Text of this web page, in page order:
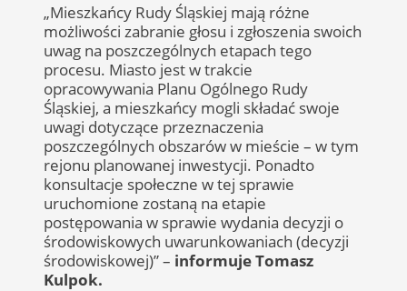
„Mieszkańcy Rudy Śląskiej mają różne
możliwości zabranie głosu i zgłoszenia swoich
uwag na poszczególnych etapach tego
procesu. Miasto jest w trakcie
opracowywania Planu Ogólnego Rudy
Śląskiej, a mieszkańcy mogli składać swoje
uwagi dotyczące przeznaczenia
poszczególnych obszarów w mieście – w tym
rejonu planowanej inwestycji. Ponadto
konsultacje społeczne w tej sprawie
uruchomione zostaną na etapie
postępowania w sprawie wydania decyzji o
środowiskowych uwarunkowaniach (decyzji
środowiskowej)” – informuje Tomasz
Kulpok.